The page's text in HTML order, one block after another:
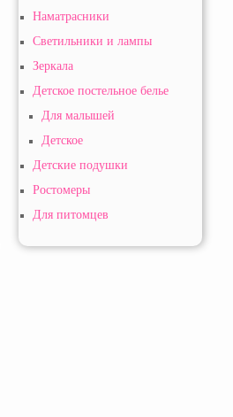
Наматрасники
Светильники и лампы
Зеркала
Детское постельное белье
Для малышей
Детское
Детские подушки
Ростомеры
Для питомцев